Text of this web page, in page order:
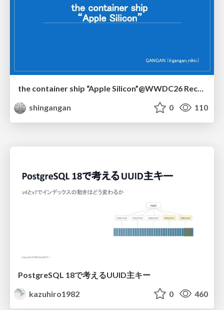
the container ship “Apple Silicon”@WWDC26 Recap -Japan-\(region).swift
shingangan
0 110
PostgreSQL 18で考えるUUID主キー
kazuhiro1982
0 460